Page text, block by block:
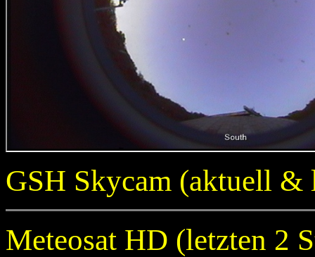
GSH Skycam (aktuell &
Meteosat HD (letzten 2